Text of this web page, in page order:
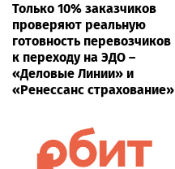
Только 10% заказчиков
проверяют реальную
готовность перевозчиков
к переходу на ЭДО –
«Деловые Линии» и
«Ренессанс страхование»